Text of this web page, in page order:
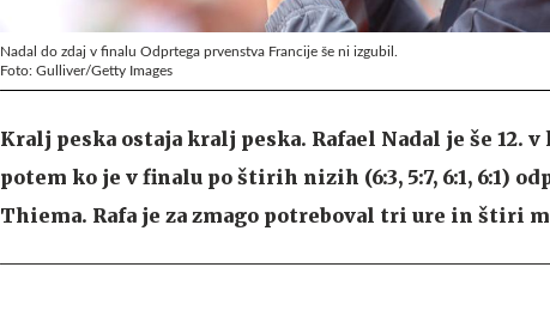
Nadal do zdaj v finalu Odprtega prvenstva Francije še ni izgubil.
Foto: Gulliver/Getty Images
Kralj peska ostaja kralj peska. Rafael Nadal je še 12.
potem ko je v finalu po štirih nizih (6:3, 5:7, 6:1, 6:1)
Thiema. Rafa je za zmago potreboval tri ure in štiri